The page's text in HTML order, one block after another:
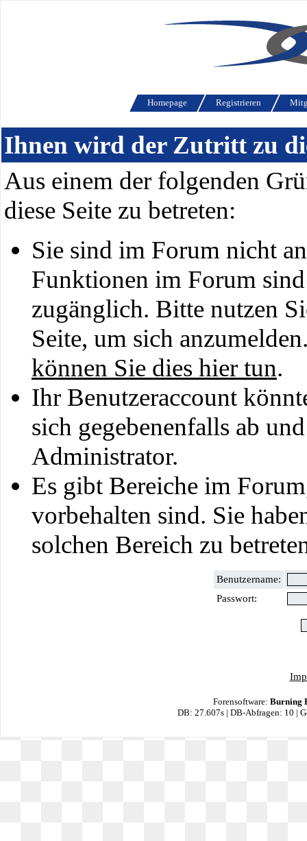
Homepage Registrieren
Ihnen wird der Zutritt zu
Aus einem der folgenden
diese Seite zu betreten:
Sie sind im Forum nicht
Funktionen im Forum
zugänglich. Bitte nutzen
Seite, um sich
können Sie dies hier tun.
Ihr Benutzeraccount
sich gegebenenfalls ab
Administrator.
Es gibt Bereiche im
vorbehalten sind. Sie
solchen Bereich zu
Benutzername:
Passwort:
Forensoftware: Burning
DB: 27.607s | DB-Abfragen: 10 |